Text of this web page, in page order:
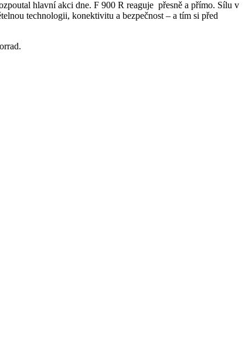
hlavní akci dne. F 900 R reaguje přesně a přímo. Sílu v
technologii, konektivitu a bezpečnost – a tím si před